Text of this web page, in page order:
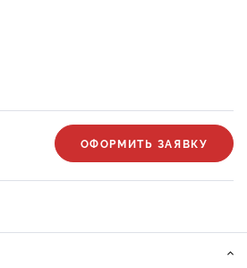
ОФОРМИТЬ ЗАЯВКУ